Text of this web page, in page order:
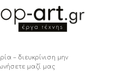
– διευκρίνιση μην
μαζί μας